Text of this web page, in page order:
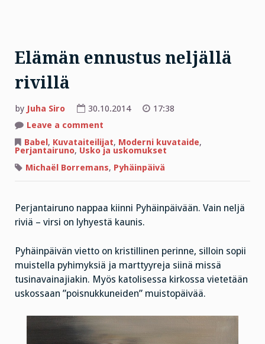
Elämän ennustus neljällä
rivillä
by Juha Siro 30.10.2014
17:38
Leave a comment
ennustus
neljällä
rivillä
Babel , Kuvataiteilijat, Moderni kuvataide,
Perjantairuno, Usko ja uskomukset
Michaël Borremans, Pyhäinpäivä
Perjantairuno nappaa kiinni Pyhäinpäivään. Vain neljä
riviä – virsi on lyhyestä kaunis.
Pyhäinpäivän vietto on kristillinen perinne, silloin sopii
muistella pyhimyksiä ja marttyyreja siinä missä
tusinavainajiakin. Myös katolisessa kirkossa vietetään
uskossaan ”poisnukkuneiden” muistopäivää.